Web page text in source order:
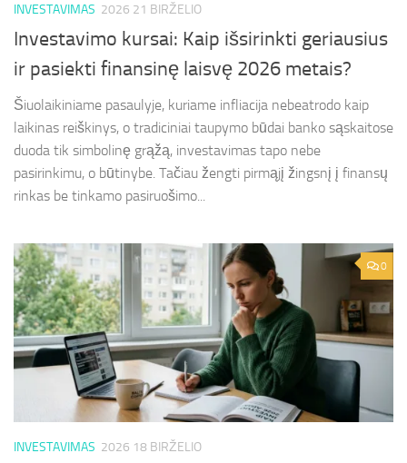
INVESTAVIMAS 2026 21 BIRŽELIO
Investavimo kursai: Kaip išsirinkti geriausius
ir pasiekti finansinę laisvę 2026 metais?
Šiuolaikiniame pasaulyje, kuriame infliacija nebeatrodo kaip
laikinas reiškinys, o tradiciniai taupymo būdai banko sąskaitose
duoda tik simbolinę grąžą, investavimas tapo nebe
pasirinkimu, o būtinybe. Tačiau žengti pirmąjį žingsnį į finansų
rinkas be tinkamo pasiruošimo...
0
INVESTAVIMAS 2026 18 BIRŽELIO